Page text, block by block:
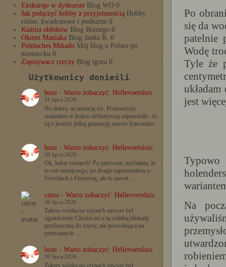
Ekskursje w dyskursie Blog WO 0
Jak połączyć hobby z przyjemnością Hobby
różne, kwadratowe i podłużne 0
Kuźnia obłoków Blog Boniego 0
Okiem Maniaka Blog Janka R. 0
Polnisches Mikado Mój blog o Polsce po
niemiecku 0
Zapisywacz rzeczy Blog igora 0
Użytkownicy donieśli
boni- Warto zobaczyć: Hellevoetsluis
31 lipca 2026
No dobra, na intencję św. Prokrastyny
znalazłem w końcu definitywną odpowiedź - to
są o jeszcze jedną generację starsze francuskie,
…
boni- Warto zobaczyć: Hellevoetsluis
30 lipca 2026
Ok, ładny research! Po pierwsze, myślałem, że
to coś mniejszego, po drugie zapomniałem o
Szwedach z Finspong, ale to nawet…
cmos- Warto zobaczyć: Hellevoetsluis
30 lipca 2026
Zakres wózka na szynach zawsze był
ograniczony Chodzi mi o tą solidną blokadę
przykręconą do szyny, nie pozwalającą na
przesunięcie…
boni- Warto zobaczyć: Hellevoetsluis
30 lipca 2026
Zakres wózka na szynach zawsze był
Po
się da
patelnie
Wodę
Tyle że
jest
Typowo
Na